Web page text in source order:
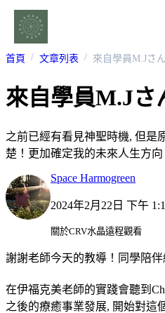
首頁 文章列表 來自學員M.Jさん
來自學員M.Jさ
之前已經有看見神聖時機, 但是
楚！更加確定我的未來人生方向
Space Harmogreen
2024年2月22日 下午
關於CRV水晶遠程觀看
謝謝老師今天的教導！同學陪
在伊福克美老師的實踐會聽到
之後的療癒事業發展, 開始對這